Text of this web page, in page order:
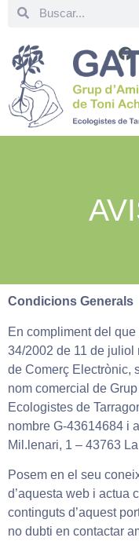
Condicions Generals
En compliment del
34/2002 de 11 de juliol
de Comerç Electrònic,
nom comercial de
Ecologistes de
nombre G-43614684 i
Mil.lenari, 1 – 43763
Posem en el seu
d’aquesta web i actua
continguts d’aquest
no dubti en contactar